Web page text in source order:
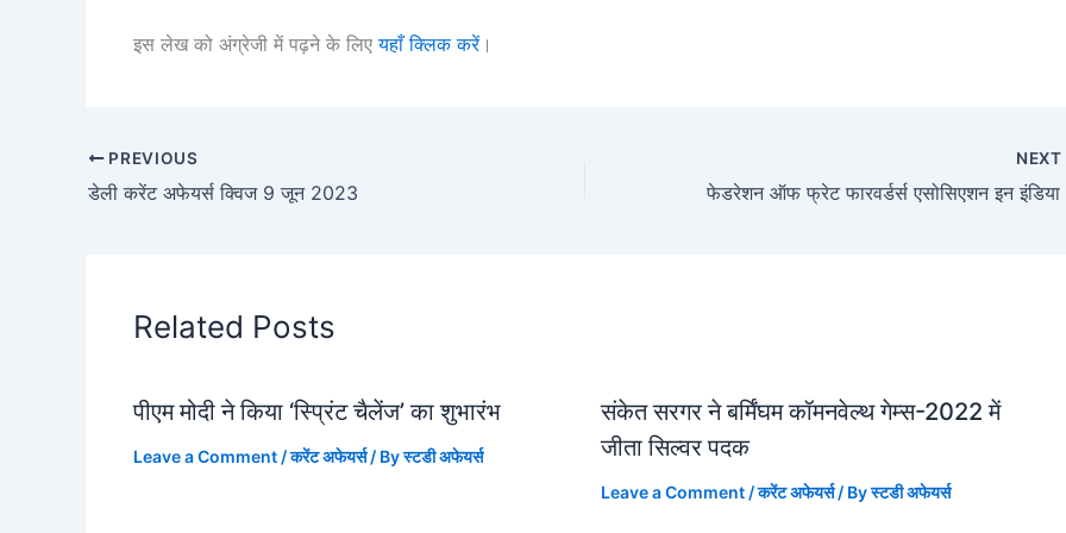
इस लेख को अंग्रेजी में पढ़ने के लिएयहाँ क्लिक करें।
PREVIOUS
डेली करेंट अफेयर्स क्विज 9 जून 2023
NEXT
Related Posts
पीएम मोदी ने किया ‘स्प्रिंट चैलेंज’ का शुभारंभ
Leave a Comment /करेंट अफेयर्स/ Byस्टडी अफेयर्स
संकेत सरगर ने बर्मिंघम कॉमनवेल्थ गेम्स-2022 में
जीता सिल्वर पदक
Leave a Comment /करेंट अफेयर्स/ Byस्टडी अफेयर्स